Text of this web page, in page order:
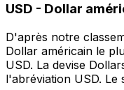
USD - Dollar
D'après notre
Dollar américain le
USD. La devise
l'abréviation USD. Le